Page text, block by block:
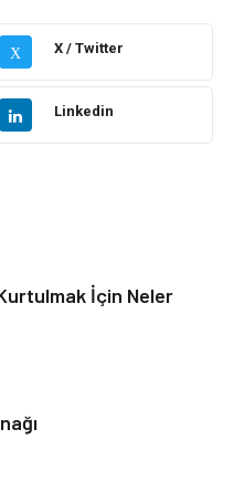
Hukuk
Sağlıklı Yaşam
Organizasyon
X X / Twitter
Linkedin
İçin Neler